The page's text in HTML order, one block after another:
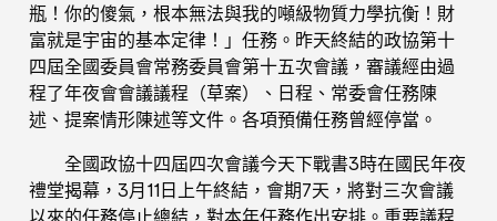
瓶！你的傻氣，根本無法與我的噸級物質力學抗衡！財
富就是宇宙的基本定律！」任務。昨天終結的政協第十
四屆全國委員會常務委員會第十五次會議，審議經由過
程了年夜會會議議程（草案）、日程、常委會任務陳
述、提案情形陳述等文件。各項預備任務曾經停當。
全國政協十四屆四次會議今天下戰書3時在國民年夜
禮堂揭幕，3月11日上午終結，會期7天，將對三次會議
以來的任務停止總結，對本年任務作出安排。重要議程